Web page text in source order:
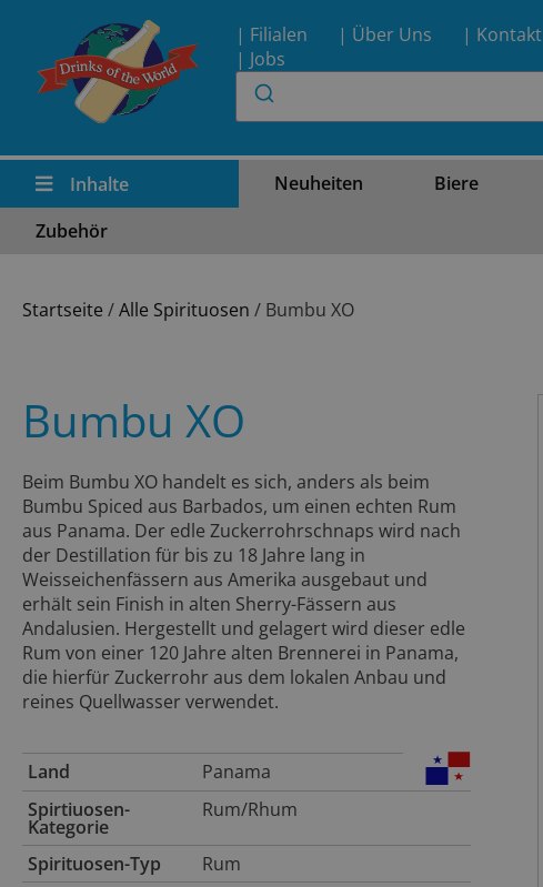
| Filialen | Über Uns | Kontakt
| Jobs
Inhalte Neuheiten Biere
Zubehör
Startseite /Alle Spirituosen / Bumbu XO
Bumbu XO
Beim Bumbu XO handelt es sich, anders als beim
Bumbu Spiced aus Barbados, um einen echten Rum
aus Panama. Der edle Zuckerrohrschnaps wird nach
der Destillation für bis zu 18 Jahre lang in
Weisseichenfässern aus Amerika ausgebaut und
erhält sein Finish in alten Sherry-Fässern aus
Andalusien. Hergestellt und gelagert wird dieser edle
Rum von einer 120 Jahre alten Brennerei in Panama,
die hierfür Zuckerrohr aus dem lokalen Anbau und
reines Quellwasser verwendet.
Land
Panama
Spirtiuosen-
Kategorie
Rum/Rhum
Spirituosen-Typ
Rum